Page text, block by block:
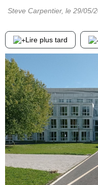
Steve Carpentier, le 29/05/
Lire plus tard